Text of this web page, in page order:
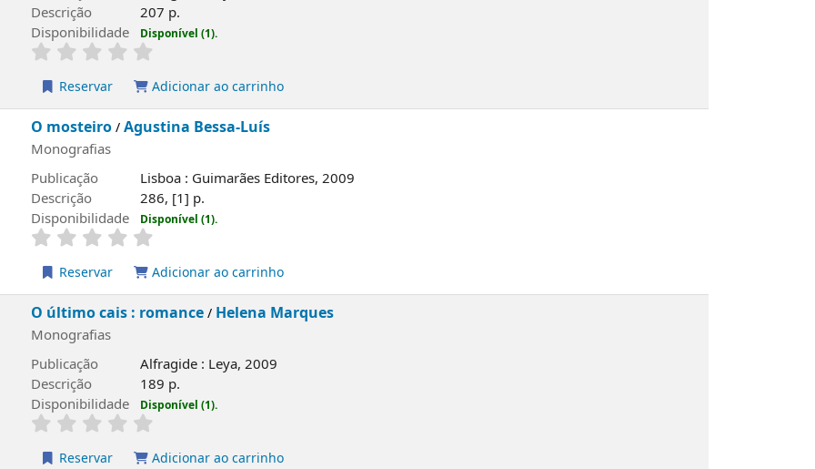
capa local
Reservar Adicionar ao carrinho
Monografias
Publicação
Lisboa : Caminho, 2000
Descrição
Reservar Adicionar ao carrinho
Nas tuas mãos